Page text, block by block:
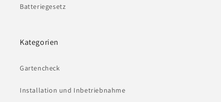
Batteriegesetz
Kategorien
Gartencheck
Installation und Inbetriebnahme